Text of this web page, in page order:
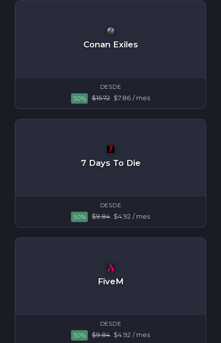
Conan Exiles
DESDE
50% $15.72 $7.86 / mes
7 Days To Die
DESDE
50% $9.84 $4.92 / mes
FiveM
DESDE
50% $9.84 $4.92 / mes